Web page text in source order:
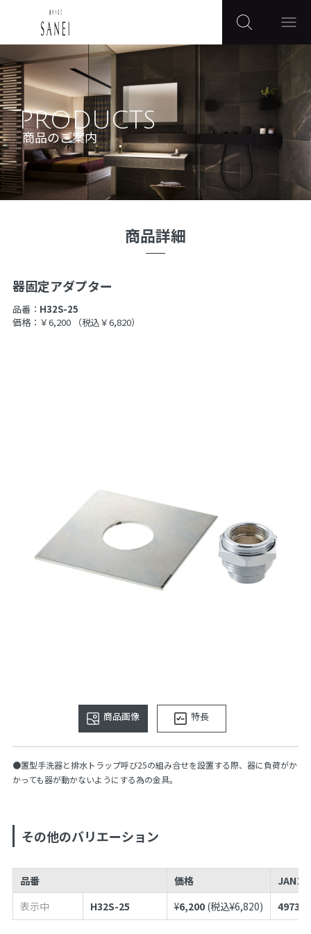
PRODUCTS
商品のご案内
商品詳細
器固定アダプター
品番： H32S-25
価格：￥6,200
（税込￥6,820）
商品画像 特長
●置型手洗器と排水トラップ呼び25の組み合せを設置する際、器に負荷がか
かっても器が動かないようにする為の金具。
その他のバリエーション
品番 価格
JANコ
表示中
H32S-25 ¥6,200 (税込¥6,820)